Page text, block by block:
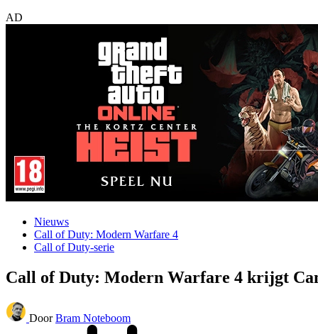
AD
Nieuws
Call of Duty: Modern Warfare 4
Call of Duty-serie
Call of Duty: Modern Warfare 4 krijgt
Door Bram Noteboom